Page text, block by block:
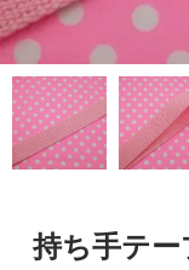
持ち手テ